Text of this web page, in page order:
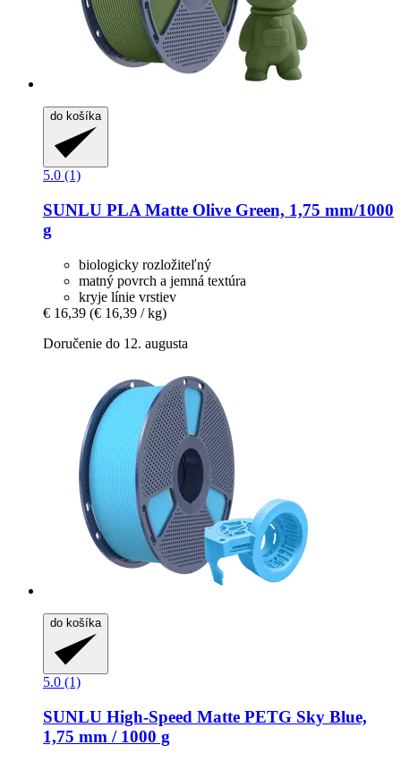
do košíka
5.0 (1)
SUNLU PLA Matte Olive Green, 1,75 mm/1000
g
biologicky rozložiteľný
matný povrch a jemná textúra
kryje línie vrstiev
€ 16,39 (€ 16,39 / kg)
Doručenie do 12. augusta
do košíka
5.0 (1)
SUNLU High-​Speed Matte PETG Sky Blue,
1,75 mm / 1000 g